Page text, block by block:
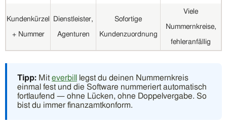
Kundenkürzel
+ Nummer
Dienstleister,
Agenturen
Sofortige
Kundenzuordnung
Viele
Nummernkreise,
fehleranfällig
Tipp: Miteverbill
legst du deinen Nummernkreis
einmal fest und die Software nummeriert automatisch
fortlaufend — ohne Lücken, ohne Doppelvergabe. So
bist du immer finanzamtkonform.